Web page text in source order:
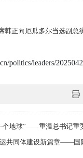
韩正向厄瓜多尔当选副总
politics/leaders/
个地球”——重温总书记重
体建设新篇章——国际社会高度评